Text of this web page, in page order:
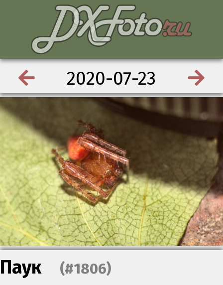
2020-07-23
Паук (#1806)